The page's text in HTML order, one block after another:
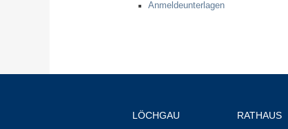
Anmeldeunterlagen
LÖCHGAU RATHAUS